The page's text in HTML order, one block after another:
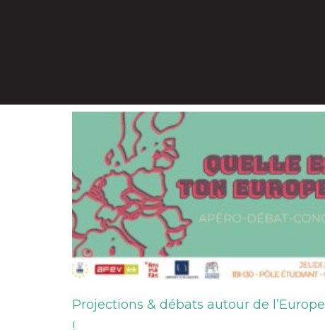
Projections & débats autour de l’Europe
!